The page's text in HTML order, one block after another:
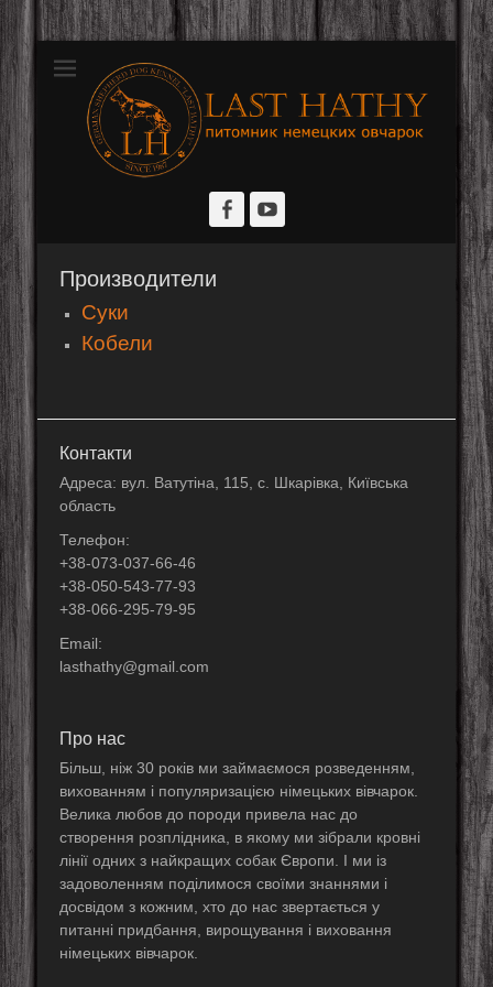
Розплідник німецьких вівчарок
Facebook
Производители
Суки
Кобели
Контакти
Адреса: вул. Ватутіна, 115, с. Шкарівка, Київська
область
Телефон:
+38-073-037-66-46
+38-050-543-77-93
+38-066-295-79-95
Email:
lasthathy@gmail.com
Про нас
Більш, ніж 30 років ми займаємося розведенням,
вихованням і популяризацією німецьких вівчарок.
Велика любов до породи привела нас до
створення розплідника, в якому ми зібрали кровні
лінії одних з найкращих собак Європи. І ми із
задоволенням поділимося своїми знаннями і
досвідом з кожним, хто до нас звертається у
питанні придбання, вирощування і виховання
німецьких вівчарок.